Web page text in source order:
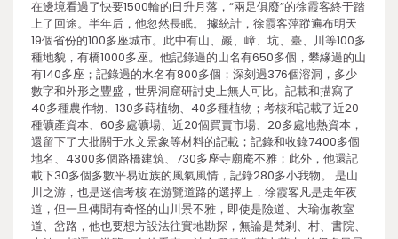
在邊境看過了快要1500輪的日升月落，“兩足俱廢”的徐霞客終于踏
上了回途。半年后，他忽然長眠。 據統計，徐霞客萍蹤遍布明天
19個省份的100多座城市。此中有山、巖、嶂、坑、臺、川等100多
種地貌，有橋1000多座。他記錄過的山名有650多個，攀緣過的山
有140多座；記錄過的水名有800多個；深刻過376個溶洞，多少
數字和外形之豐盛，世界洞窟研討史上無人可比。記載和描寫了
40多種農作物、130多蒔植物、40多種植物；考核和記載了近20
種礦產資本、60多處礦場、近20個買賣市場、20多處地熱資本，
還留下了大批關于水文景象等材料的記載；記錄和收錄7400多個
地名、4300多個路橋建筑、730多座寺廟庵不雅；此外，他還記
載下30多個多數平易近族的風氣風情，記錄280多小我物。 是山
川之游，也是迷信考核 在游覽道路的選擇上，徐霞客凡是走年夜
道，但一旦傳聞有奇怪的山川景不雅，即使是險道、大瑜伽教室
道、岔路，他也要想方設法往實地勘探，無論是梵剎、村、書院、